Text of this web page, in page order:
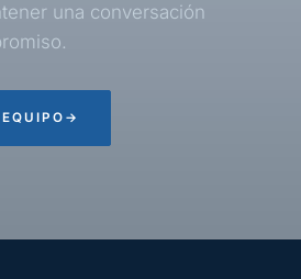
una conversación
→